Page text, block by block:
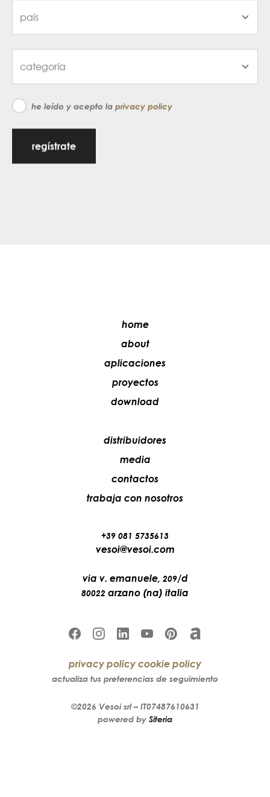
he leído y acepto la privacy policy
regístrate
home
about
aplicaciones
proyectos
download
distribuidores
media
contactos
trabaja con nosotros
+39 081 5735613
vesoi@vesoi.com
via v. emanuele, 209/d
80022 arzano (na) italia
privacy policy cookie policy
actualiza tus preferencias de seguimiento
©2026 Vesoisrl – IT07487610631
powered by Siteria